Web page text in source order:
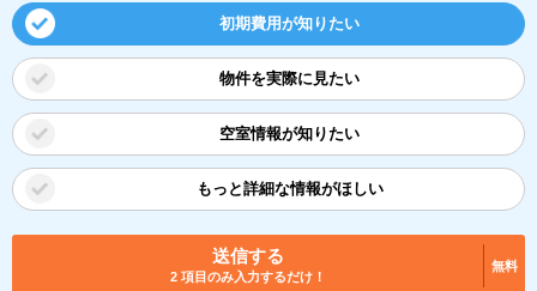
初期費用が知りたい
物件を実際に見たい
空室情報が知りたい
もっと詳細な情報がほしい
送信する
2 項目のみ入力するだけ！
無料